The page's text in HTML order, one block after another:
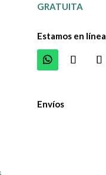
GRATUITA
Estamos en línea
Envíos